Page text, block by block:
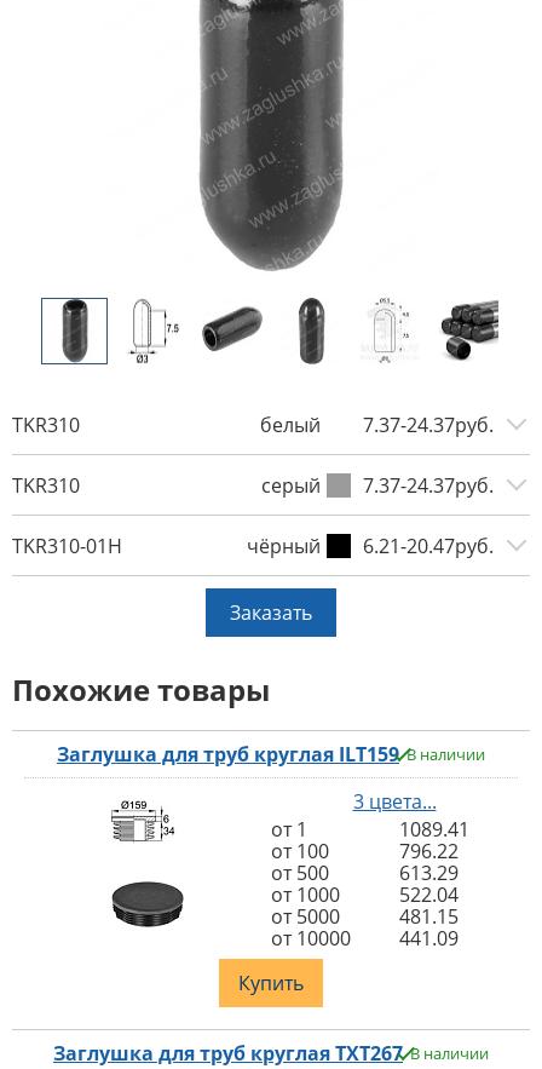
TKR310 белый 7.37-24.37руб.
TKR310 серый 7.37-24.37руб.
TKR310-01H чёрный 6.21-20.47руб.
Заказать
Похожие товары
Заглушка для труб круглая ILT159 В наличии
3 цвета...
от 1
1089.41
от 100
796.22
от 500
613.29
от 1000
522.04
от 5000
481.15
от 10000
441.09
Купить
Заглушка для труб круглая TXT267 В наличии